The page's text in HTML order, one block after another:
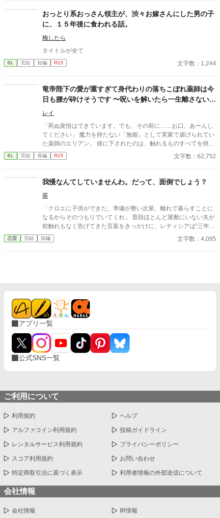
の婚約者候補として名が挙がっている姉の世間体を気にした父
に、姉のフリをして学園に潜入し、犯人を突き止めるよう言われ
家を追い出されてしまう。 潜入一日目の放課後、校内で迷子にな
ったシリルは、姉と同じように階段から誰かが突き落とされた瞬
間を目撃し、咄嗟に助けに入る。 しかし、助けたのは氷狼殿下と
恐れられているディオン・オラージュ第二王子殿下だった。 しか
も、ディオンは変装していたシリルを一発で見破って……？ 「こ
いディオンはなぜか次第に過保護になっていき……？ 人を寄せ付
けない氷狼王子×胃弱引きこもり公爵令息の胃薬必須の学園ファ
のほうにも掲載しております。
おっとり系おっさん領主が、渋々お嫁さんにした男の子
に、１５年後に食われる話。
梅したら
タイトルが全て
BL 完結 短編 R15 文字数：1,244
竜帝陛下の愛が重すぎて身代わりの落ちこぼれ薬師は今
日も腰が砕けそうです 〜呪いを解いたら一生離さないと
宣言されました〜
レイ
「死ぬ覚悟はできています。でも、その前に……お口、あーんし
てください」 魔力を持たない「無能」として実家で虐げられてい
た薬師のエリアン。 彼に下されたのは、触れるものすべてを焼き
尽くす「死の竜帝」ヴァレリウスへの、身代わりの婚姻だった。
BL 完結 長編 R15 文字数：62,752
我慢なんてしていませんわ。だって、面倒でしょう？
翠
「クロエに子供ができた。準備が整い次第、離れで暮らすことに
なるからそのつもりでいてくれ」 普段ほとんど屋敷にいない夫が
前触れもなく告げてきた言葉をきっかけに、レティシアは“三年
間”の契約を終わらせることにした。 赤の他人を屋敷に迎えるこ
とはしない。 不要なものに感情を砕く理由などない。 「だって、
恋愛 完結 短編 文字数：4,095
アプリ一覧
公式SNS一覧
ご利用について
利用規約 ヘルプ
アルファコイン利用規約 投稿ガイドライン
レンタルサービス利用規約 プライバシーポリシー
スコア利用規約 お問い合わせ
特定商取引法に基づく表示 利用者情報の外部送信について
会社情報
会社情報 IR情報